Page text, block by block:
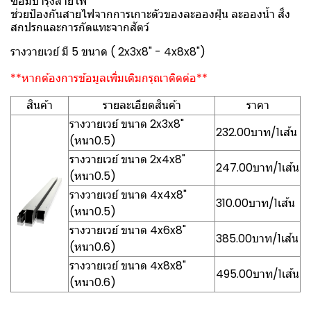
ช่วยป้องกันสายไฟจากการเกาะตัวของละอองฝุ่น ละอองน้ำ สิ่ง
สกปรกและการกัดแทะจากสัตว์
รางวายเวย์ มี 5 ขนาด ( 2x3x8" - 4x8x8")
**หากต้องการข้อมูลเพิ่มเติมกรุณาติดต่อ**
สินค้า
รายละเอียดสินค้า
ราคา
รางวายเวย์ ขนาด 2x3x8"
(หนา0.5)
232.00บาท/1เส้น
รางวายเวย์ ขนาด 2x4x8"
(หนา0.5)
247.00บาท/1เส้น
รางวายเวย์ ขนาด 4x4x8"
(หนา0.5)
310.00บาท/1เส้น
รางวายเวย์ ขนาด 4x6x8"
(หนา0.6)
385.00บาท/1เส้น
รางวายเวย์ ขนาด 4x8x8"
(หนา0.6)
495.00บาท/1เส้น